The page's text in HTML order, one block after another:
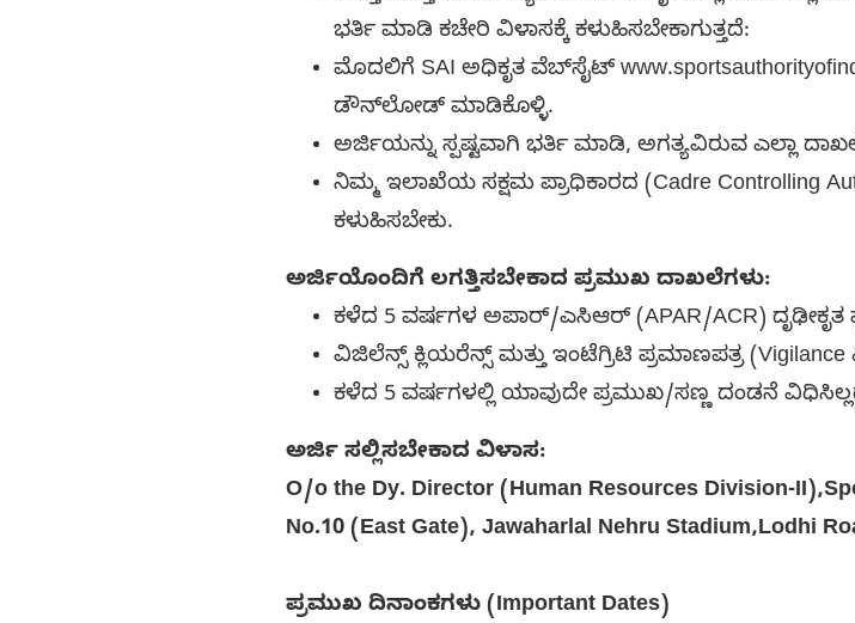
ಭರ್ತಿ ಮಾಡಿ ಕಚೇರಿ ವಿಳಾಸಕ್ಕೆ ಕಳುಹಿಸಬೇಕಾಗುತ್ತದೆ:
ಮೊದಲಿಗೆ SAI ಅಧಿಕೃತ ವೆಬ್‌ಸೈಟ್
ಡೌನ್‌ಲೋಡ್ ಮಾಡಿಕೊಳ್ಳಿ.
ಅರ್ಜಿಯನ್ನು ಸ್ಪಷ್ಟವಾಗಿ ಭರ್ತಿ ಮಾಡಿ, ಅಗತ್ಯವಿರುವ ಎಲ್ಲಾ
ನಿಮ್ಮ ಇಲಾಖೆಯ ಸಕ್ಷಮ ಪ್ರಾಧಿಕಾರದ (Cadre Controlling
ಕಳುಹಿಸಬೇಕು.
ಅರ್ಜಿಯೊಂದಿಗೆ ಲಗತ್ತಿಸಬೇಕಾದ ಪ್ರಮುಖ ದಾಖಲೆಗಳು:
ಕಳೆದ 5 ವರ್ಷಗಳ ಅಪಾರ್/ಎಸಿಆರ್ (APAR/ACR) ದೃಢೀಕೃತ
ವಿಜಿಲೆನ್ಸ್ ಕ್ಲಿಯರೆನ್ಸ್ ಮತ್ತು ಇಂಟೆಗ್ರಿಟಿ ಪ್ರಮಾಣಪತ್ರ (Vigilance
ಕಳೆದ 5 ವರ್ಷಗಳಲ್ಲಿ ಯಾವುದೇ ಪ್ರಮುಖ/ಸಣ್ಣ ದಂಡನೆ
ಅರ್ಜಿ ಸಲ್ಲಿಸಬೇಕಾದ ವಿಳಾಸ:
O/o the Dy. Director (Human Resources Division-
No.10 (East Gate), Jawaharlal Nehru Stadium,Lodhi
ಪ್ರಮುಖ ದಿನಾಂಕಗಳು (Important Dates)